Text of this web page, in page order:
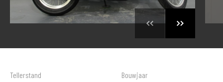
Tellerstand
Bouwjaar